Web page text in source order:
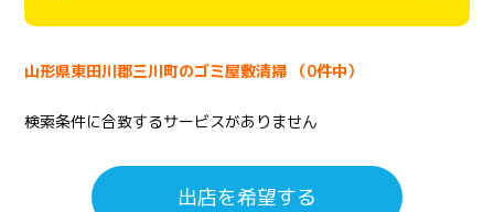
山形県東田川郡三川町のゴミ屋敷清掃 （0件中）
検索条件に合致するサービスがありません
出店を希望する